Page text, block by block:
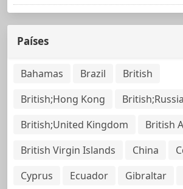
Países
Bahamas Brazil
British
British;Hong Kong
British;United Kingdom
British
British Virgin Islands
China
Cyprus
Ecuador Gibraltar